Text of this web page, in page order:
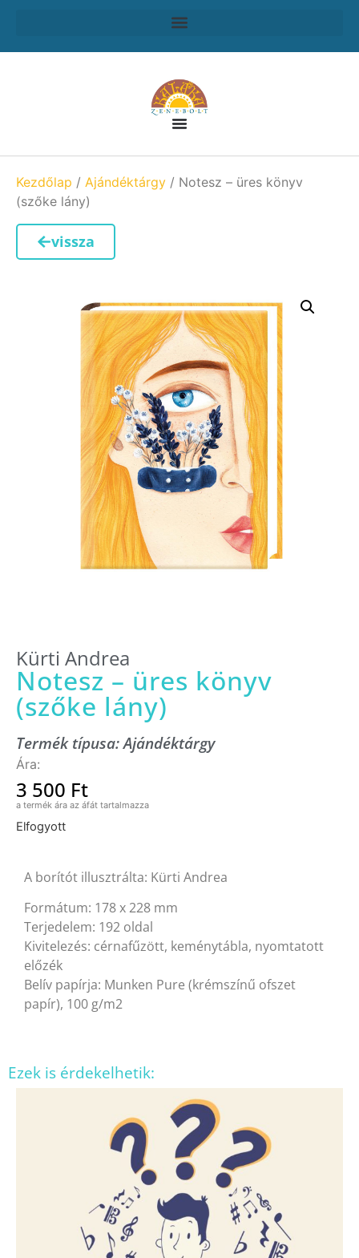
Kezdőlap / Ajándéktárgy / Notesz – üres könyv
(szőke lány)
vissza
Kürti Andrea
Notesz – üres könyv
(szőke lány)
Termék típusa:Ajándéktárgy
3 500 Ft
Elfogyott
A borítót illusztrálta: Kürti Andrea
Formátum: 178 x 228 mm
Terjedelem: 192 oldal
Kivitelezés: cérnafűzött, keménytábla, nyomtatott
előzék
Belív papírja: Munken Pure (krémszínű ofszet
papír), 100 g/m2
Ezek is érdekelhetik: